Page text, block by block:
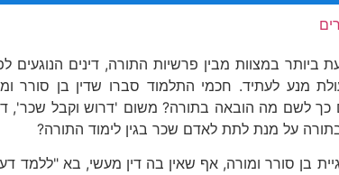
במצוות מבין פרשיות התורה, דינים הנוגעים
מנע לעתיד. חכמי התלמוד סברו שדין בן סורר
כך לשם מה הובאה בתורה? משום 'דרוש וקבל שכר',
על מנת לתת לאדם שכר בגין לימוד התורה?
בן סורר ומורה, אף שאין בה דין מעשי, בא